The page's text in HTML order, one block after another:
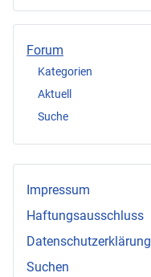
Forum
Kategorien
Aktuell
Suche
Impressum
Haftungsausschluss
Datenschutzerklärung
Suchen